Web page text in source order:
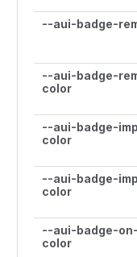
--aui-badge-
--aui-badge-
color
--aui-badge-
color
--aui-badge-
color
--aui-badge-
color